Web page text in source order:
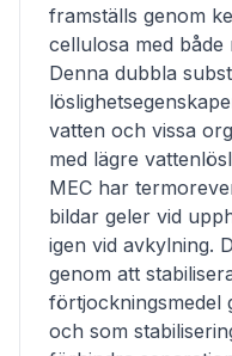
framställs genom
cellulosa med
Denna dubbla
vatten och vissa
med lägre
MEC har
bildar geler vid
igen vid avkylning.
genom att
förtjockningsmedel
och som